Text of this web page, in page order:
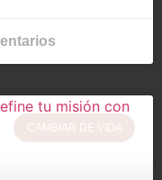
CAMBIAR DE VIDA